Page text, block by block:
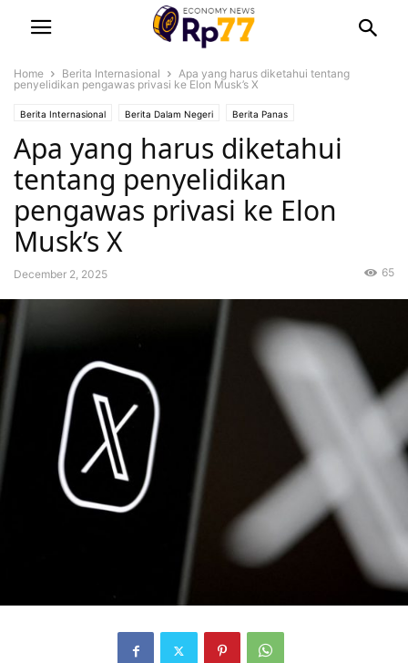
Home Berita Internasional
Apa yang harus diketahui tentang
penyelidikan pengawas privasi ke Elon Musk’s X
Berita Internasional Berita Dalam Negeri Berita Panas
Apa yang harus diketahui
tentang penyelidikan
pengawas privasi ke Elon
Musk’s X
December 2, 2025 65